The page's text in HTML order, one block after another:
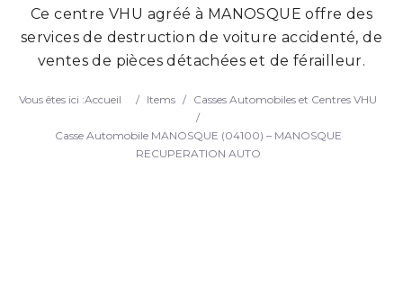
Search
Ce centre VHU agréé à MANOSQUE offre des
services de destruction de voiture accidenté, de
ventes de pièces détachées et de férailleur.
Vous êtes ici :Accueil / Items / Casses Automobiles et Centres VHU
/
Casse Automobile MANOSQUE (04100) – MANOSQUE
RECUPERATION AUTO